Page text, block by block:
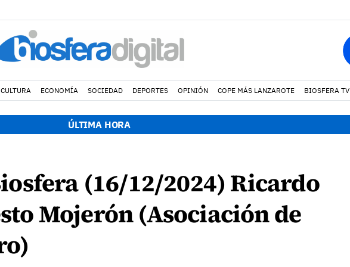
CULTURA ECONOMÍA SOCIEDAD DEPORTES OPINIÓN COPE MÁS LANZAROTE BIOSFERA TV
ÚLTIMA HORA
(16/12/2024) Ricardo
Mojerón (Asociación de